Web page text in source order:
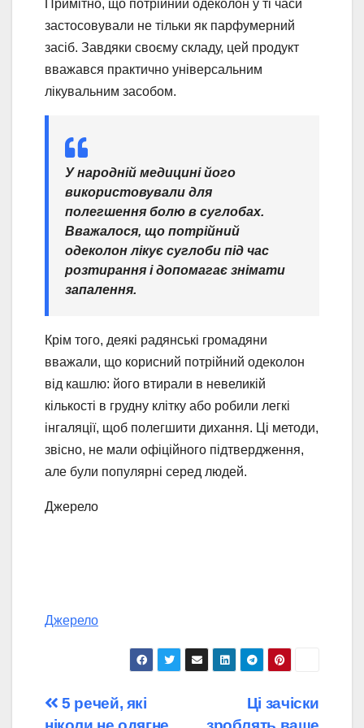
Примітно, що потрійний одеколон у ті часи
застосовували не тільки як парфумерний
засіб. Завдяки своєму складу, цей продукт
вважався практично універсальним
лікувальним засобом.
У народній медицині його
використовували для
полегшення болю в суглобах.
Вважалося, що потрійний
одеколон лікує суглоби під час
розтирання і допомагає знімати
запалення.
Крім того, деякі радянські громадяни
вважали, що корисний потрійний одеколон
від кашлю: його втирали в невеликій
кількості в грудну клітку або робили легкі
інгаляції, щоб полегшити дихання. Ці методи,
звісно, не мали офіційного підтвердження,
але були популярні серед людей.
Джерело
Джерело
Навігація
Ці зачіски
5 речей, які